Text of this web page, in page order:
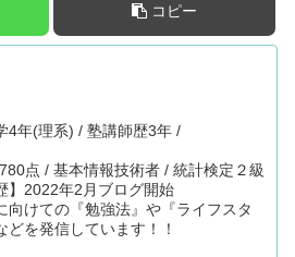
コピー
4年(理系) / 塾講師歴3年 /
点 / 基本情報技術者 / 統計検定２級
】2022年2月ブログ開始
向けての『勉強法』や『ライフスタ
どを発信しています！！